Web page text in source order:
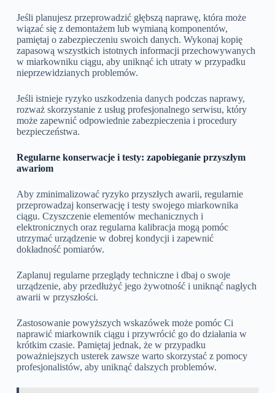
Jeśli planujesz przeprowadzić głębszą naprawę, która może
wiązać się z demontażem lub wymianą komponentów,
pamiętaj o zabezpieczeniu swoich danych. Wykonaj kopię
zapasową wszystkich istotnych informacji przechowywanych
w miarkowniku ciągu, aby uniknąć ich utraty w przypadku
nieprzewidzianych problemów.
Jeśli istnieje ryzyko uszkodzenia danych podczas naprawy,
rozważ skorzystanie z usług profesjonalnego serwisu, który
może zapewnić odpowiednie zabezpieczenia i procedury
bezpieczeństwa.
Regularne konserwacje i testy: zapobieganie przyszłym
awariom
Aby zminimalizować ryzyko przyszłych awarii, regularnie
przeprowadzaj konserwację i testy swojego miarkownika
ciągu. Czyszczenie elementów mechanicznych i
elektronicznych oraz regularna kalibracja mogą pomóc
utrzymać urządzenie w dobrej kondycji i zapewnić
dokładność pomiarów.
Zaplanuj regularne przeglądy techniczne i dbaj o swoje
urządzenie, aby przedłużyć jego żywotność i uniknąć nagłych
awarii w przyszłości.
Zastosowanie powyższych wskazówek może pomóc Ci
naprawić miarkownik ciągu i przywrócić go do działania w
krótkim czasie. Pamiętaj jednak, że w przypadku
poważniejszych usterek zawsze warto skorzystać z pomocy
profesjonalistów, aby uniknąć dalszych problemów.